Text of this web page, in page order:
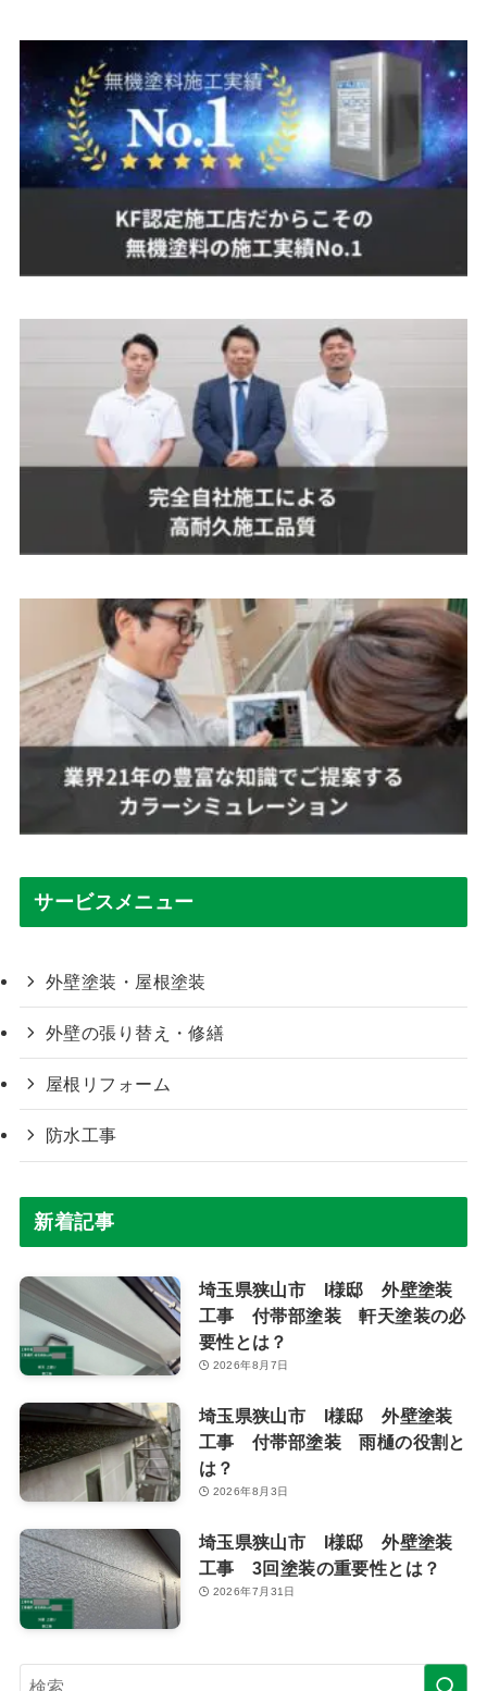
サービスメニュー
外壁塗装・屋根塗装
外壁の張り替え・修繕
屋根リフォーム
防水工事
新着記事
埼玉県狭山市 I様邸 外壁塗装
工事 付帯部塗装 軒天塗装の必
要性とは？
2026年8月7日
埼玉県狭山市 I様邸 外壁塗装
工事 付帯部塗装 雨樋の役割と
は？
2026年8月3日
埼玉県狭山市 I様邸 外壁塗装
工事 3回塗装の重要性とは？
2026年7月31日